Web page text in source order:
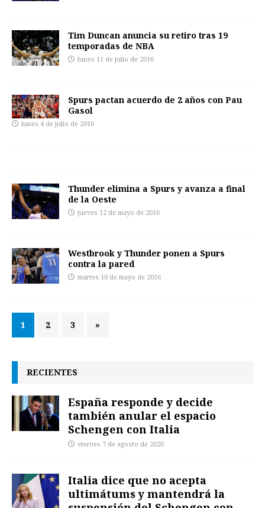
Tim Duncan anuncia su retiro tras 19
temporadas de NBA
lunes 11 de julio de 2016
Spurs pactan acuerdo de 2 años con Pau
Gasol
lunes 4 de julio de 2016
Thunder elimina a Spurs y avanza a final
de la Oeste
jueves 12 de mayo de 2016
Westbrook y Thunder ponen a Spurs
contra la pared
martes 10 de mayo de 2016
1 2 3 »
RECIENTES
España responde y decide
también anular el espacio
Schengen con Italia
viernes 7 de agosto de 2026
Italia dice que no acepta
ultimátums y mantendrá la